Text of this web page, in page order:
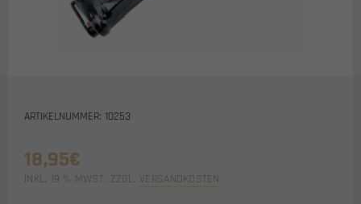
ARTIKELNUMMER: 10253
18,95€
INKL. 19 % MWST. ZZGL. VERSANDKOSTEN